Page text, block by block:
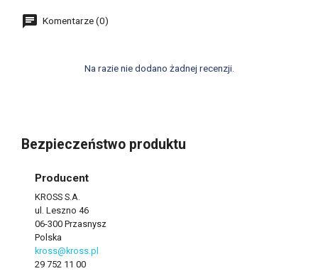
Komentarze (0)
Na razie nie dodano żadnej recenzji.
Bezpieczeństwo produktu
Producent
KROSS S.A.
ul. Leszno 46
06-300 Przasnysz
Polska
kross@kross.pl
29 752 11 00